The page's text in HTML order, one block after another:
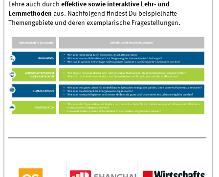
Lehre auch durcheffektive sowie interaktive Lehr- und
Lernmethoden aus. Nachfolgend findest Du beispielhafte
Themengebiete und deren exemplarische Fragestellungen.